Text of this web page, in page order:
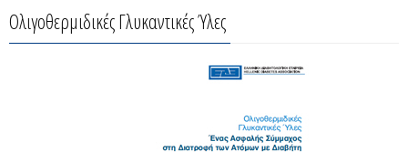
Ολιγοθερμιδικές Γλυκαντικές Ύλες